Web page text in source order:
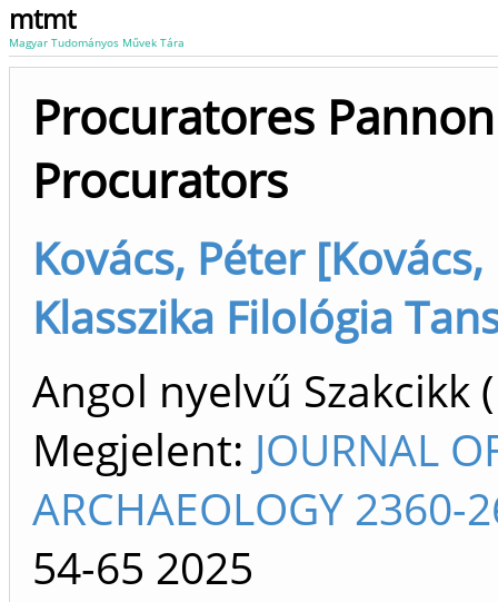
mtmt
Magyar Tudományos Művek Tára
Procuratores
Procurators
Kovács, Péter
Klasszika Filológia
Angol nyelvű
Megjelent: JOURNAL
ARCHAEOLOGY 2360-
54-65 2025